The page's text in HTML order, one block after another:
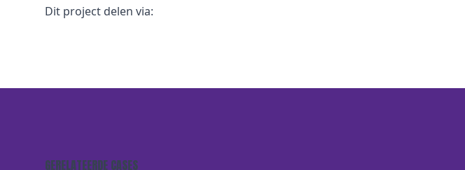
Dit project delen via:
GERELATEERDE CASES